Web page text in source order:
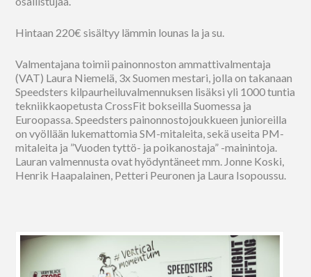
Hintaan 220€ sisältyy lämmin lounas la ja su.
Valmentajana toimii painonnoston ammattivalmentaja
(VAT) Laura Niemelä, 3x Suomen mestari, jolla on takanaan
Speedsters kilpaurheiluvalmennuksen lisäksi yli 1000 tuntia
tekniikkaopetusta CrossFit bokseilla Suomessa ja
Euroopassa. Speedsters painonnostojoukkueen junioreilla
on vyöllään lukemattomia SM-mitaleita, sekä useita PM-
mitaleita ja ”Vuoden tyttö- ja poikanostaja” -mainintoja.
Lauran valmennusta ovat hyödyntäneet mm. Jonne Koski,
Henrik Haapalainen, Petteri Peuronen ja Laura Isopoussu.